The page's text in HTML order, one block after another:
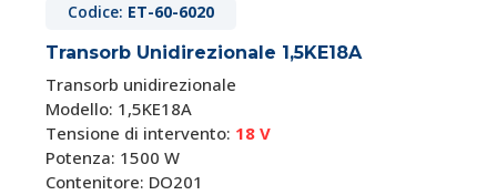
Codice: ET-60-6020
Transorb Unidirezionale 1,5KE18A
Transorb unidirezionale
Modello: 1,5KE18A
Tensione di intervento: 18 V
Potenza: 1500 W
Contenitore: DO201